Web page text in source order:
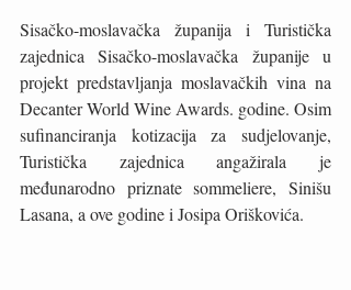
Sisačko-moslavačka županija i Turistička
zajednica Sisačko-moslavačka županije u
projekt predstavljanja moslavačkih vina na
Decanter World Wine Awards. godine. Osim
sufinanciranja kotizacija za sudjelovanje,
Turistička zajednica angažirala je
međunarodno priznate sommeliere, Sinišu
Lasana, a ove godine i Josipa Oriškovića.